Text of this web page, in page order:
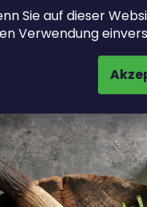
Sie auf dieser
Verwendung
wird durch
- er geht von
auf perfekte
der Küche oder im